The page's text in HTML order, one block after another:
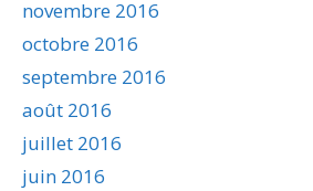
novembre 2016
octobre 2016
septembre 2016
août 2016
juillet 2016
juin 2016